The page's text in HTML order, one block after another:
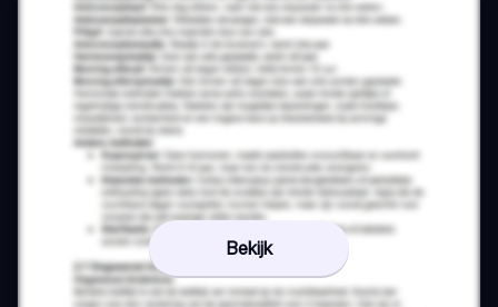
Bekijk